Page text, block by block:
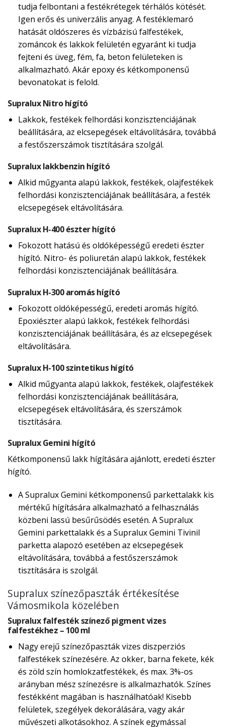
tudja felbontani a festékrétegek térhálós kötését.
Igen erős és univerzális anyag. A festéklemaró
hatását oldószeres és vízbázisú falfestékek,
zománcok és lakkok felületén egyaránt ki tudja
fejteni és üveg, fém, fa, beton felületeken is
alkalmazható. Akár epoxy és kétkomponensű
bevonatokat is felold.
Supralux Nitro hígító
Lakkok, festékek felhordási konzisztenciájának
beállítására, az elcsepegések eltávolítására, továbbá
a festőszerszámok tisztítására szolgál.
Supralux lakkbenzin hígító
Alkid műgyanta alapú lakkok, festékek, olajfestékek
felhordási konzisztenciájának beállítására, a festék
elcsepegések eltávolítására.
Supralux H-400 észter hígító
Fokozott hatású és oldóképességű eredeti észter
hígító. Nitro- és poliuretán alapú lakkok, festékek
felhordási konzisztenciájának beállítására.
Supralux H-300 aromás hígító
Fokozott oldóképességű, eredeti aromás hígító.
Epoxiészter alapú lakkok, festékek felhordási
konzisztenciájának beállítására, és az elcsepegések
eltávolítására.
Supralux H-100 szintetikus hígító
Alkid műgyanta alapú lakkok, festékek, olajfestékek
felhordási konzisztenciájának beállítására,
elcsepegések eltávolítására, és szerszámok
tisztítására.
Supralux Gemini hígító
Kétkomponensű lakk hígítására ajánlott, eredeti észter
hígító.
A Supralux Gemini kétkomponensű parkettalakk kis
mértékű hígítására alkalmazható a felhasználás
közbeni lassú besűrűsödés esetén. A Supralux
Gemini parkettalakk és a Supralux Gemini Tivinil
parketta alapozó esetében az elcsepegések
eltávolítására, továbbá a festőszerszámok
tisztítására is szolgál.
Supralux színezőpaszták értékesítése
Vámosmikola közelében
Supralux falfesték színező pigment vizes
falfestékhez – 100 ml
Nagy erejű színezőpaszták vizes diszperziós
falfestékek színezésére. Az okker, barna fekete, kék
és zöld szín homlokzatfestékek, és max. 3%-os
arányban mész színezésre is alkalmazhatók. Színes
festékként magában is használhatóak! Kisebb
felületek, szegélyek dekorálására, vagy akár
művészeti alkotásokhoz. A színek egymással